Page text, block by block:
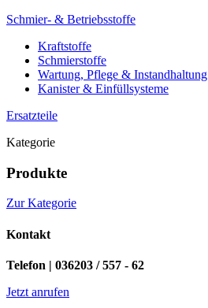
Schmier- & Betriebsstoffe
Kraftstoffe
Schmierstoffe
Wartung, Pflege & Instandhaltung
Kanister & Einfüllsysteme
Ersatzteile
Kategorie
Produkte
Zur Kategorie
Kontakt
Telefon | 036203 / 557 - 62
Jetzt anrufen